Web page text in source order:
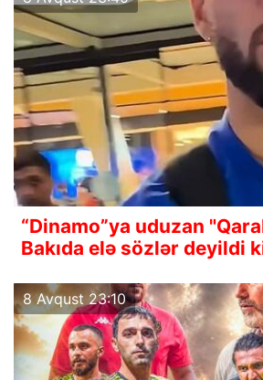
“Dinamo”ya uduzan
Bakıda elə sözlər deyildi
8 Avqust 23:10